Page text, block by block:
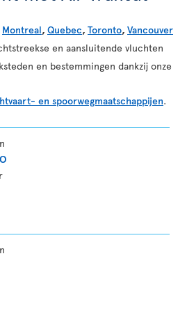
Montreal, Quebec, Toronto, Vancouver
en aansluitende vluchten
en bestemmingen dankzij onze
en spoorwegmaatschappijen.